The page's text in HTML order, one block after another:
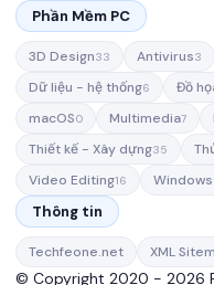
Phần Mềm PC
3D Design33 Antivirus3
Dữ liệu - hệ thống6 Đồ
macOS0 Multimedia7
Thiết kế - Xây dựng35
Video Editing16 Windows
Thông tin
Techfeone.net XML
© Copyright 2020 - 2026